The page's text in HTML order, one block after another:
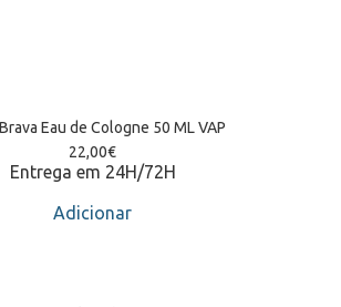
Eau de Cologne 50 ML VAP
22,00€
Entrega em 24H/72H
Adicionar